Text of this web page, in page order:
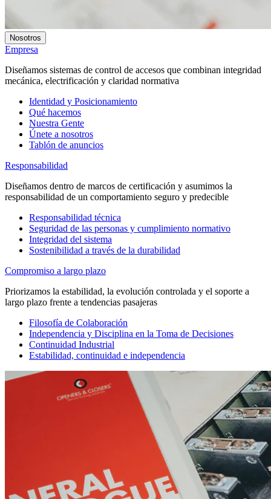
Nosotros
Empresa
Diseñamos sistemas de control de accesos que combinan integridad
mecánica, electrificación y claridad normativa
Identidad y Posicionamiento
Qué hacemos
Nuestra Gente
Únete a nosotros
Tablón de anuncios
Responsabilidad
Diseñamos dentro de marcos de certificación y asumimos la
responsabilidad de un comportamiento seguro y predecible
Responsabilidad técnica
Seguridad de las personas y cumplimiento normativo
Integridad del sistema
Sostenibilidad a través de la durabilidad
Compromiso a largo plazo
Priorizamos la estabilidad, la evolución controlada y el soporte a
largo plazo frente a tendencias pasajeras
Filosofía de Colaboración
Independencia y Disciplina en la Toma de Decisiones
Continuidad Industrial
Estabilidad, continuidad e independencia